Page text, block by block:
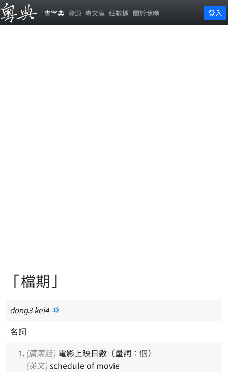
查字典 資源 粵文庫 細數據 關於我哋 登入
「檔期」
dong3kei4
名詞
(廣東話) 電影上映日數（量詞：個）
(英文) schedule of movie